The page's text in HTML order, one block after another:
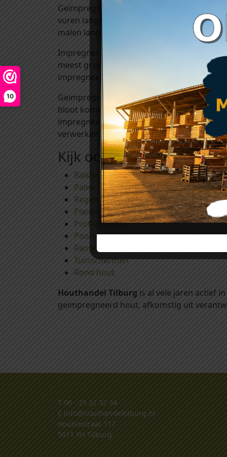
10
Geïmpregneerd hout is verduurzaamd
vuren langdurig wordt beschermd tegen
malen langer dan bij onbehandeld hout.
Impregneren van hout kan op
meest grondige manier om hout te
impregneermiddel diep in het hout
Geïmpregneerd hout hoeft niet meer
bloot komen liggen. Daarom adviseren wij
impregneervloeistof die wij op voorraad
verwerken.
Kijk ook eens bij:
Balken
Palen
Regels en Ribben
Planken
Profielplanken
Poorten met stalen frames
Ramen, deuren en shutters
Tuinschermen
Rond hout
Houthandel Tilburg is al vele jaren actief
geïmpregneerd hout, afkomstig uit
T 06 - 25 32 32 34
E info@houthandeltilburg.nl
Houtsestraat 117
5011 XH Tilburg